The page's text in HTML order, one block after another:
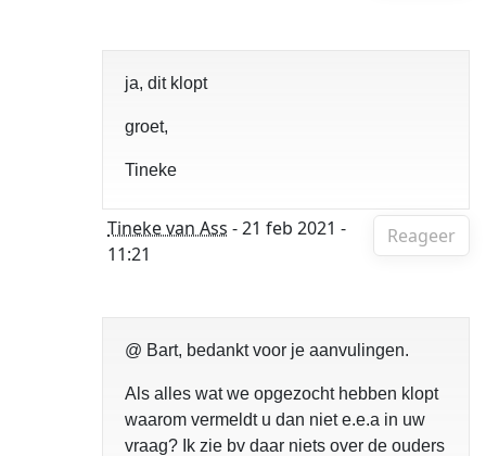
ja, dit klopt
groet,
Tineke
Reageer
Tineke van Ass - 21 feb 2021 -
11:21
@ Bart, bedankt voor je aanvulingen.
Als alles wat we opgezocht hebben klopt
waarom vermeldt u dan niet e.e.a in uw
vraag? Ik zie bv daar niets over de ouders